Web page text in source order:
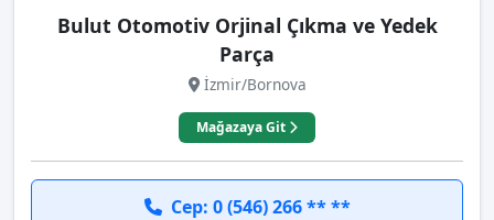
Bulut Otomotiv Orjinal Çıkma ve Yedek
Parça
İzmir/Bornova
Mağazaya Git
Cep: 0 (546) 266 ** **